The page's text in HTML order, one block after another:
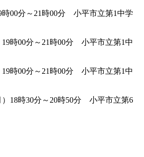
時00分～21時00分 小平市立第1中学
19時00分～21時00分 小平市立第1中
19時00分～21時00分 小平市立第1中
18時30分～20時50分 小平市立第6